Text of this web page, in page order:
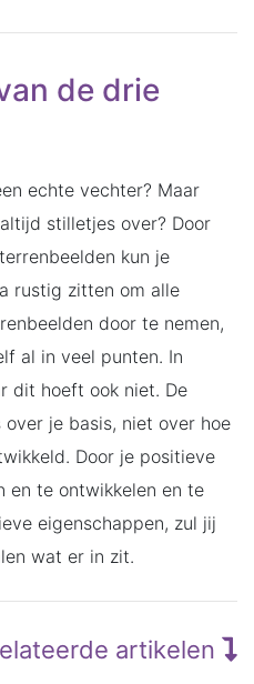
de drie
echte vechter? Maar
stilletjes over? Door
kun je
rustig zitten om alle
door te nemen,
al in veel punten. In
dit hoeft ook niet. De
je basis, niet over hoe
Door je positieve
en te ontwikkelen en te
eigenschappen, zul jij
wat er in zit.
artikelen